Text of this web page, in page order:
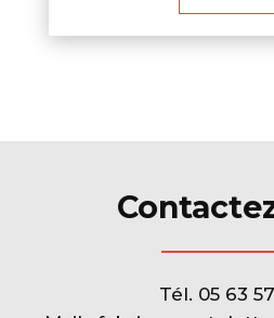
Tél. 05 63